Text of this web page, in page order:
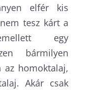
elfér kis
tesz kárt a
egy
bármilyen
az homoktalaj,
Akár csak